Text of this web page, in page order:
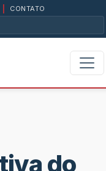
CONTATO
do